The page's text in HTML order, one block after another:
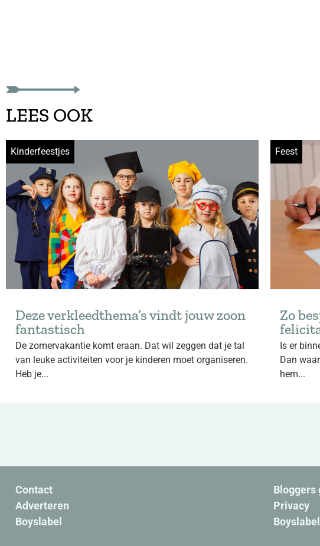
LEES OOK
Kinderfeestjes
Deze verkleedthema’s vindt jouw zoon
fantastisch
De zomervakantie komt eraan. Dat wil zeggen dat je tal
van leuke activiteiten voor je kinderen moet organiseren.
Heb je...
Feest
Zo
Is er
Dan
hem...
Contact
Adverteren
Boyslabel
Bloggers
Privacy